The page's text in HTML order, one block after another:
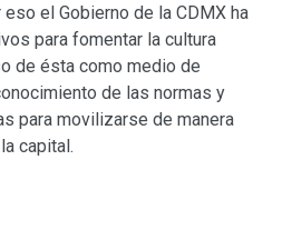
el Gobierno de la CDMX ha
para fomentar la cultura
de ésta como medio de
de las normas y
para movilizarse de manera
capital.